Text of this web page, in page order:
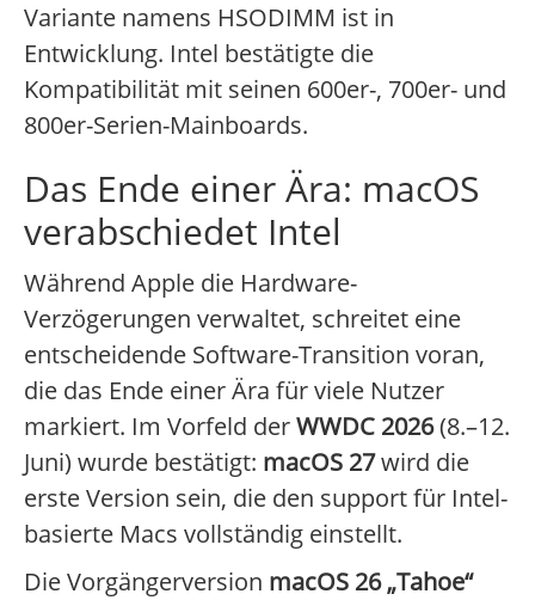
Variante namens HSODIMM ist in
Entwicklung. Intel bestätigte die
Kompatibilität mit seinen 600er-, 700er- und
800er-Serien-Mainboards.
Das Ende einer Ära: macOS
verabschiedet Intel
Während Apple die Hardware-
Verzögerungen verwaltet, schreitet eine
entscheidende Software-Transition voran,
die das Ende einer Ära für viele Nutzer
markiert. Im Vorfeld derWWDC 2026(8.–12.
Juni) wurde bestätigt: macOS 27wird die
erste Version sein, die den support für Intel-
basierte Macs vollständig einstellt.
Die Vorgängerversion macOS 26 „Tahoe“